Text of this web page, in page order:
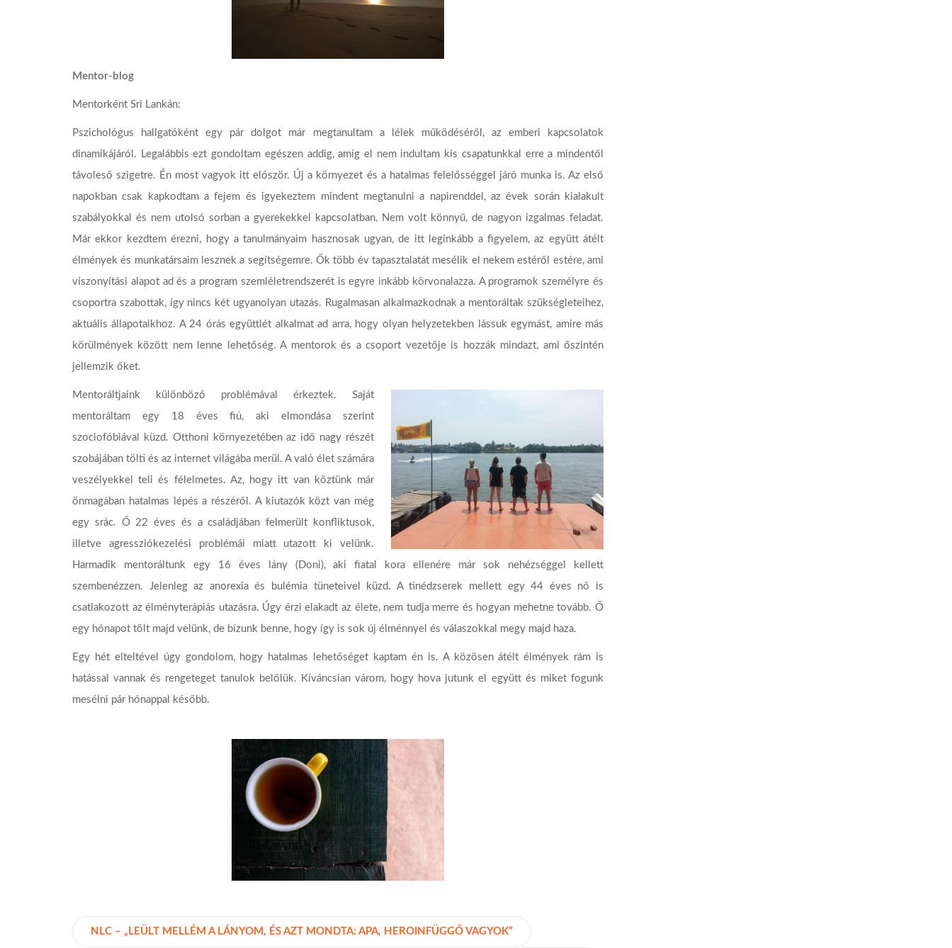
Mentor-blog
Mentorként Sri Lankán:
Pszichológus hallgatóként egy pár dolgot már megtanultam a lélek működéséről, az emberi kapcsolatok
dinamikájáról. Legalábbis ezt gondoltam egészen addig, amíg el nem indultam kis csapatunkkal erre a mindentől
távoleső szigetre. Én most vagyok itt először. Új a környezet és a hatalmas felelősséggel járó munka is. Az első
napokban csak kapkodtam a fejem és igyekeztem mindent megtanulni a napirenddel, az évek során kialakult
szabályokkal és nem utolsó sorban a gyerekekkel kapcsolatban. Nem volt könnyű, de nagyon izgalmas feladat.
Már ekkor kezdtem érezni, hogy a tanulmányaim hasznosak ugyan, de itt leginkább a figyelem, az együtt átélt
élmények és munkatársaim lesznek a segítségemre. Ők több év tapasztalatát mesélik el nekem estéről estére, ami
viszonyítási alapot ad és a program szemléletrendszerét is egyre inkább körvonalazza. A programok személyre és
csoportra szabottak, így nincs két ugyanolyan utazás. Rugalmasan alkalmazkodnak a mentoráltak szükségleteihez,
aktuális állapotaikhoz. A 24 órás együttlét alkalmat ad arra, hogy olyan helyzetekben lássuk egymást, amire más
körülmények között nem lenne lehetőség. A mentorok és a csoport vezetője is hozzák mindazt, ami őszintén
jellemzik őket.
Mentoráltjaink különböző problémával érkeztek. Saját
mentoráltam egy 18 éves fiú, aki elmondása szerint
szociofóbiával küzd. Otthoni környezetében az idő nagy részét
szobájában tölti és az internet világába merül. A való élet számára
veszélyekkel teli és félelmetes. Az, hogy itt van köztünk már
önmagában hatalmas lépés a részéről. A kiutazók közt van még
egy srác. Ő 22 éves és a családjában felmerült konfliktusok,
illetve agressziókezelési problémái miatt utazott ki velünk.
Harmadik mentoráltunk egy 16 éves lány (Doni), aki fiatal kora ellenére már sok nehézséggel kellett
szembenézzen. Jelenleg az anorexia és bulémia tüneteivel küzd. A tinédzserek mellett egy 44 éves nő is
csatlakozott az élményterápiás utazásra. Úgy érzi elakadt az élete, nem tudja merre és hogyan mehetne tovább. Ő
egy hónapot tölt majd velünk, de bízunk benne, hogy így is sok új élménnyel és válaszokkal megy majd haza.
Egy hét elteltével úgy gondolom, hogy hatalmas lehetőséget kaptam én is. A közösen átélt élmények rám is
hatással vannak és rengeteget tanulok belőlük. Kíváncsian várom, hogy hova jutunk el együtt és miket fogunk
mesélni pár hónappal később.
NLC – „LEÜLT MELLÉM A LÁNYOM, ÉS AZT MONDTA: APA, HEROINFÜGGŐ VAGYOK”